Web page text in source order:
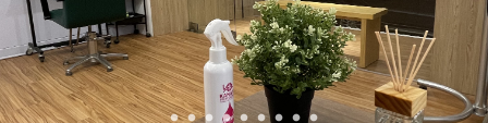
circle circle circle circle circle circle circle circle circle